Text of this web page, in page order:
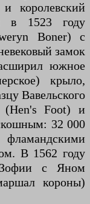
королевский
в 1523 году
Boner) с
замок
южное
крыло,
Вавельского
(Hen's Foot) и
32 000
В 1562 году
Зофии с Яном
короны)